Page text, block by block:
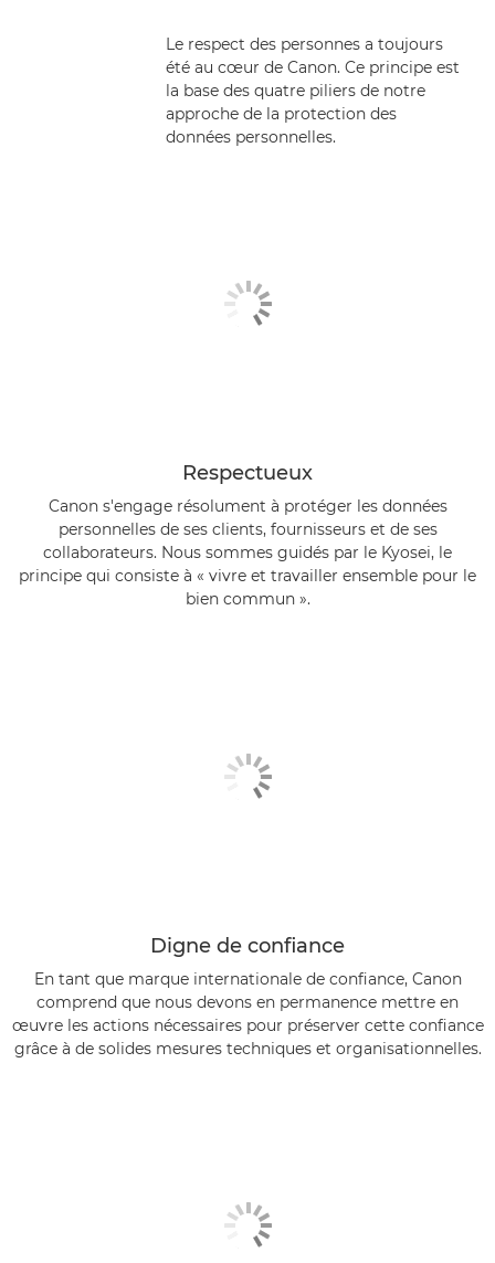
Canon en tant que sous-traitant de données
L'engagement de Canon en matière de RESPONSABILITÉ
Le respect des personnes a toujours
été au cœur de Canon. Ce principe est
la base des quatre piliers de notre
approche de la protection des
données personnelles.
Respectueux
Canon s'engage résolument à protéger les données
personnelles de ses clients, fournisseurs et de ses
collaborateurs. Nous sommes guidés par le Kyosei, le
principe qui consiste à « vivre et travailler ensemble pour le
bien commun ».
Digne de confiance
En tant que marque internationale de confiance, Canon
comprend que nous devons en permanence mettre en
œuvre les actions nécessaires pour préserver cette confiance
grâce à de solides mesures techniques et organisationnelles.